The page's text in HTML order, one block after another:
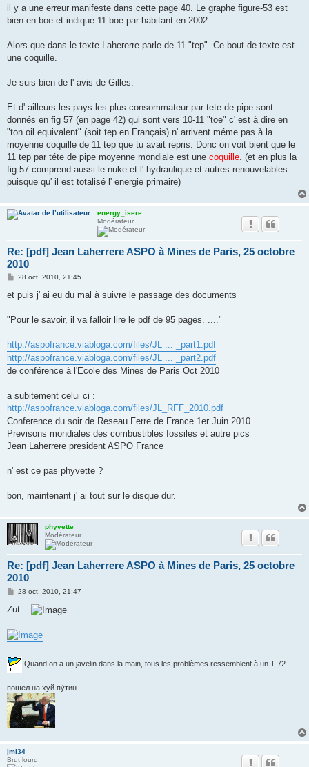
g
e
il y a une erreur manifeste dans cette page 40. Le graphe figure-53 est
bien en boe et indique 11 boe par habitant en 2002.
Alors que dans le texte Lahererre parle de 11 "tep". Ce bout de texte est
une coquille.
Je suis bien de l' avis de Gilles.
Et d' ailleurs les pays les plus consommateur par tete de pipe sont
donnés en fig 57 (en page 42) qui sont vers 10-11 "toe" c' est à dire en
"ton oil equivalent" (soit tep en Français) n' arrivent méme pas à la
moyenne coquille de 11 tep que tu avait repris. Donc on voit bient que le
11 tep par téte de pipe moyenne mondiale est une coquille . (et en plus la
fig 57 comprend aussi le nuke et l' hydraulique et autres renouvelables
puisque qu' il est totalisé l' energie primaire)
energy_isere
Modérateur
Re: [pdf] Jean Laherrere ASPO à Mines de Paris, 25 octobre
2010
M
s
s
g
28 oct. 2010, 21:45
et puis j' ai eu du mal à suivre le passage des documents
"Pour le savoir, il va falloir lire le pdf de 95 pages. ...."
http://aspofrance.viabloga.com/files/JL ... _part1.pdf
http://aspofrance.viabloga.com/files/JL ... _part2.pdf
de conférence à l'Ecole des Mines de Paris Oct 2010
a subitement celui ci :
http://aspofrance.viabloga.com/files/JL_RFF_2010.pdf
Conference du soir de Reseau Ferre de France 1er Juin 2010
Previsons mondiales des combustibles fossiles et autre pics
Jean Laherrere president ASPO France
n' est ce pas phyvette ?
bon, maintenant j' ai tout sur le disque dur.
phyvette
Modérateur
Re: [pdf] Jean Laherrere ASPO à Mines de Paris, 25 octobre
2010
M
s
g
e
28 oct. 2010, 21:47
Zut...
Quand on a un javelin dans la main, tous les problèmes ressemblent à un T-72.
пошел на хуй пу́тин
jml34
Brut lourd